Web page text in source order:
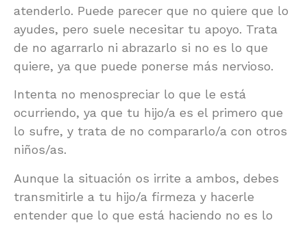
atenderlo. Puede parecer que no quiere que lo
ayudes, pero suele necesitar tu apoyo. Trata
de no agarrarlo ni abrazarlo si no es lo que
quiere, ya que puede ponerse más nervioso.
Intenta no menospreciar lo que le está
ocurriendo, ya que tu hijo/a es el primero que
lo sufre, y trata de no compararlo/a con otros
niños/as.
Aunque la situación os irrite a ambos, debes
transmitirle a tu hijo/a firmeza y hacerle
entender que lo que está haciendo no es lo